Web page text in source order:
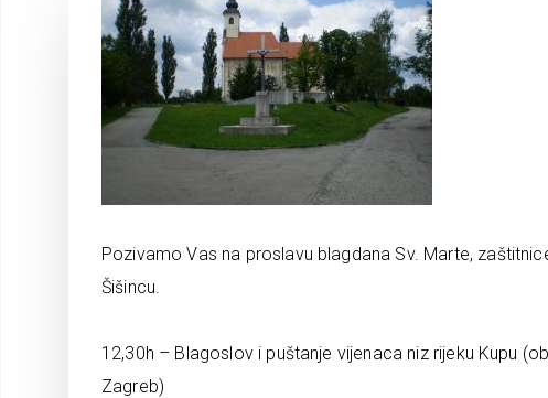
Pozivamo Vas na proslavu blagdana Sv. Marte,
Šišincu.
12,30h – Blagoslov i puštanje vijenaca niz rijeku Kupu
Zagreb)